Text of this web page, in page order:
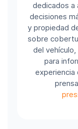
dedicados a
decisiones
y propiedad
sobre
del
para
experiencia